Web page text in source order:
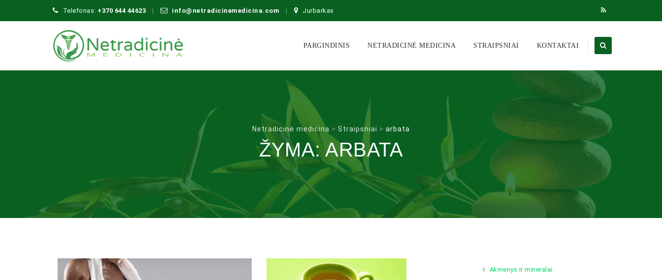
Telefonas: +370 644 44623 info@netradicinemedicina.com Jurbarkas
content
PARGINDINIS NETRADICINĖ MEDICINA STRAIPSNIAI KONTAKTAI
Netradicinė medicina > Straipsniai > arbata
ŽYMA: ARBATA
Akmenys ir mineralai